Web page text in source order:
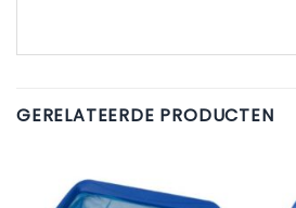
GERELATEERDE PRODUCTEN